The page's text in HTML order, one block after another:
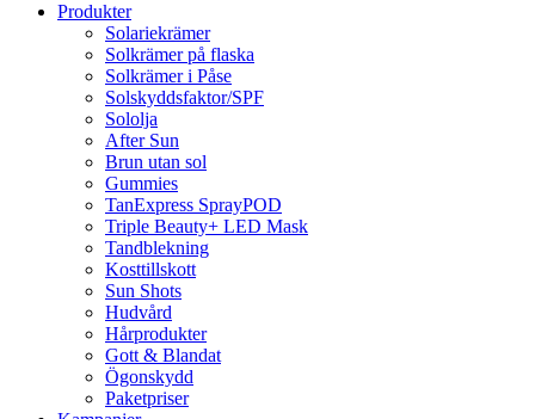
Produkter
Solariekrämer
Solkrämer på flaska
Solkrämer i Påse
Solskyddsfaktor/SPF
Sololja
After Sun
Brun utan sol
Gummies
TanExpress SprayPOD
Triple Beauty+ LED Mask
Tandblekning
Kosttillskott
Sun Shots
Hudvård
Hårprodukter
Gott & Blandat
Ögonskydd
Paketpriser